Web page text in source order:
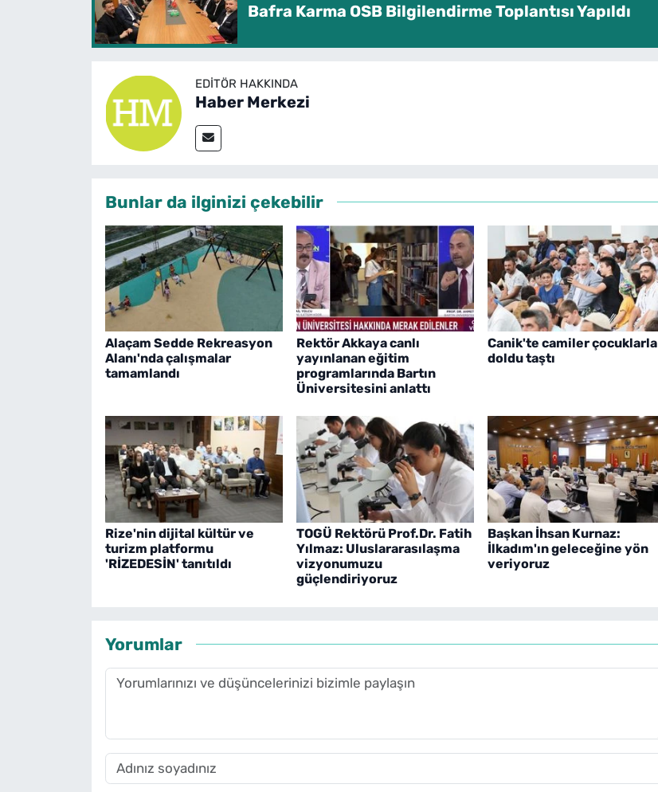
Bafra Karma OSB Bilgilendirme Toplantısı Yapıldı
EDITÖR HAKKINDA
Haber Merkezi
Bunlar da ilginizi çekebilir
Alaçam Sedde Rekreasyon
Alanı'nda çalışmalar
tamamlandı
Rektör Akkaya canlı
yayınlanan eğitim
programlarında Bartın
Üniversitesini anlattı
Canik'te camiler çocuklarla
doldu taştı
Rize'nin dijital kültür ve
turizm platformu
'RİZEDESİN' tanıtıldı
TOGÜ Rektörü Prof.Dr. Fatih
Yılmaz: Uluslararasılaşma
vizyonumuzu
güçlendiriyoruz
Başkan İhsan Kurnaz:
İlkadım'ın geleceğine yön
veriyoruz
Yorumlar